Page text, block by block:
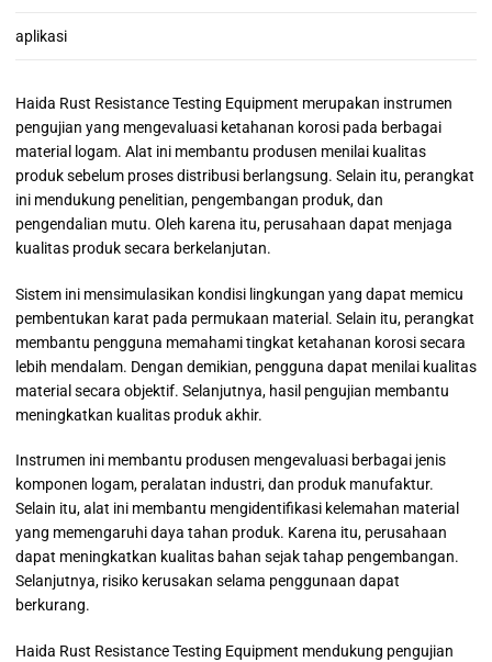
aplikasi
Haida Rust Resistance Testing Equipment merupakan instrumen
pengujian yang mengevaluasi ketahanan korosi pada berbagai
material logam. Alat ini membantu produsen menilai kualitas
produk sebelum proses distribusi berlangsung. Selain itu, perangkat
ini mendukung penelitian, pengembangan produk, dan
pengendalian mutu. Oleh karena itu, perusahaan dapat menjaga
kualitas produk secara berkelanjutan.
Sistem ini mensimulasikan kondisi lingkungan yang dapat memicu
pembentukan karat pada permukaan material. Selain itu, perangkat
membantu pengguna memahami tingkat ketahanan korosi secara
lebih mendalam. Dengan demikian, pengguna dapat menilai kualitas
material secara objektif. Selanjutnya, hasil pengujian membantu
meningkatkan kualitas produk akhir.
Instrumen ini membantu produsen mengevaluasi berbagai jenis
komponen logam, peralatan industri, dan produk manufaktur.
Selain itu, alat ini membantu mengidentifikasi kelemahan material
yang memengaruhi daya tahan produk. Karena itu, perusahaan
dapat meningkatkan kualitas bahan sejak tahap pengembangan.
Selanjutnya, risiko kerusakan selama penggunaan dapat
berkurang.
Haida Rust Resistance Testing Equipment mendukung pengujian